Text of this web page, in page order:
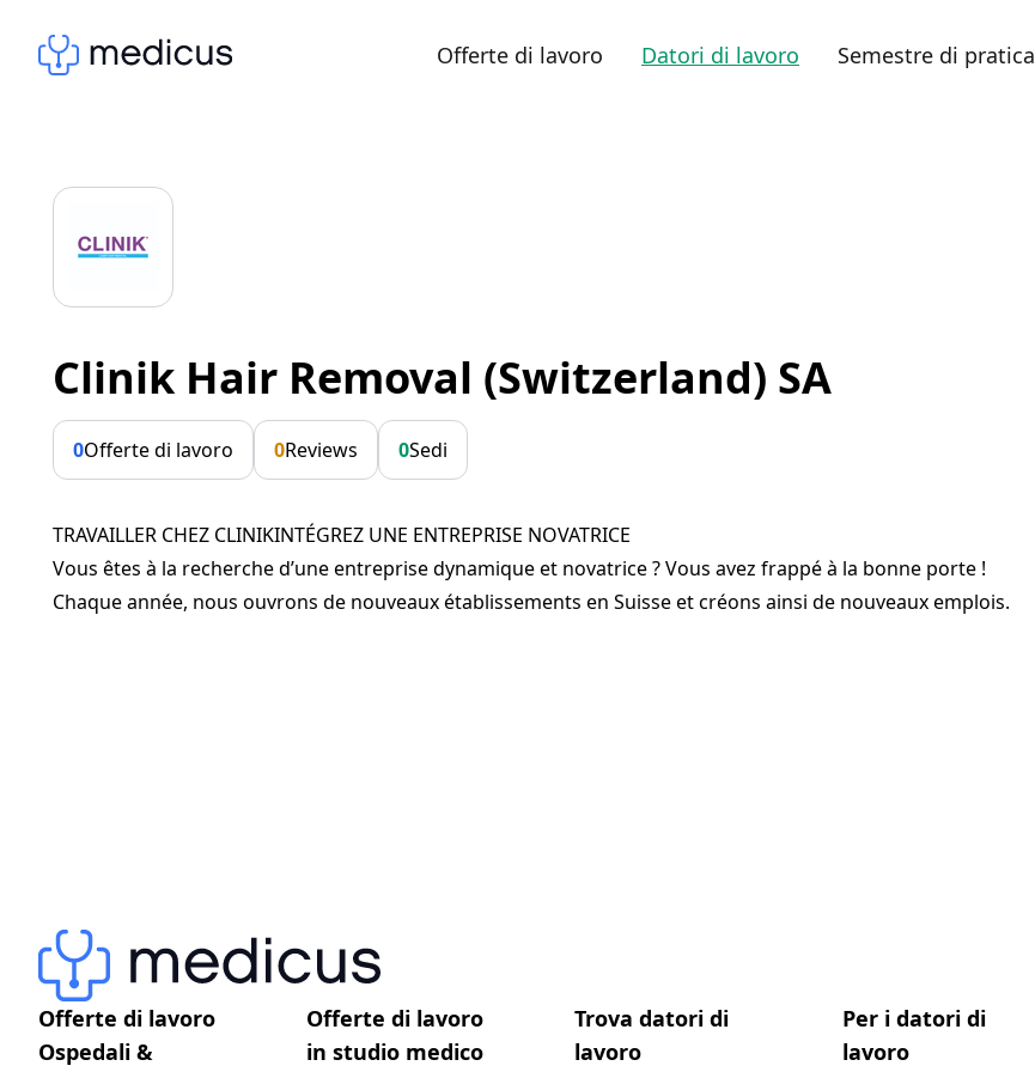
Offerte di lavoro Datori di lavoro Semestre di pratica
Clinik Hair Removal (Switzerland) SA
0Offerte di lavoro 0Reviews 0Sedi
TRAVAILLER CHEZ CLINIKINTÉGREZ UNE ENTREPRISE NOVATRICE
Vous êtes à la recherche d’une entreprise dynamique et novatrice ? Vous avez frappé à la bonne porte !
Chaque année, nous ouvrons de nouveaux établissements en Suisse et créons ainsi de nouveaux emplois.
Offerte di lavoro
Ospedali &
Offerte di lavoro
in studio medico
Trova datori di
lavoro
Per i datori di
lavoro